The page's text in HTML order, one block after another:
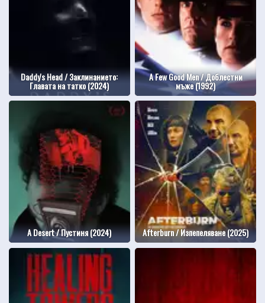
Daddy's Head / Заклинанието:
Главата на татко (2024)
A Few Good Men / Доблестни
мъже (1992)
A Desert / Пустиня (2024) Afterburn / Изпепеляване (2025)